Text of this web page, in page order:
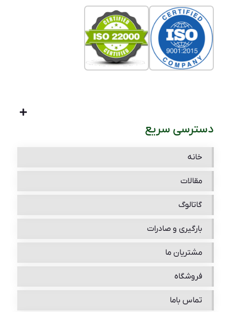
دسترسی سریع
خانه
مقالات
گاتالوگ
بارگیری و صادرات
مشتریان ما
فروشگاه
تماس باما